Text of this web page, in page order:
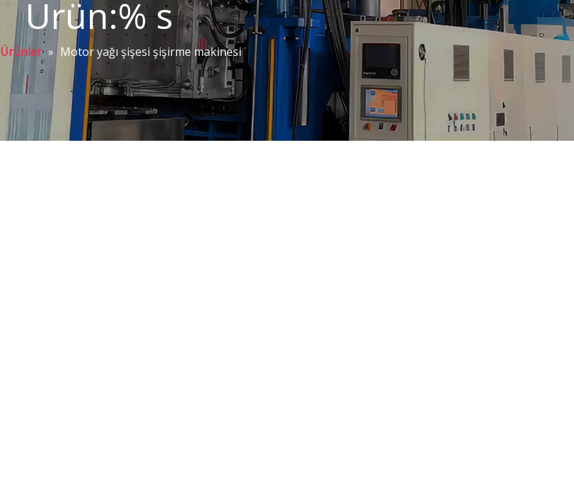
Ürün:% s
Ürünler » Motor yağı şişesi şişirme makinesi